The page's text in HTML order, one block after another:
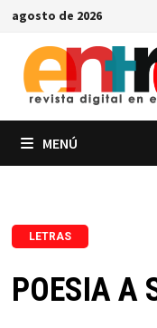
Saltar
contenido
agosto de 2026
MENÚ
LETRAS
POESIA A